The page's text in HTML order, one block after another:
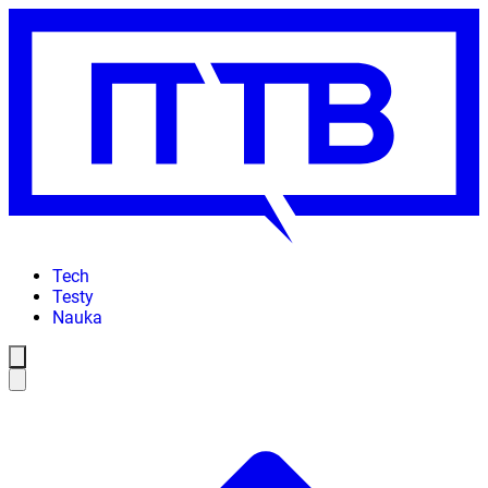
Tech
Testy
Nauka